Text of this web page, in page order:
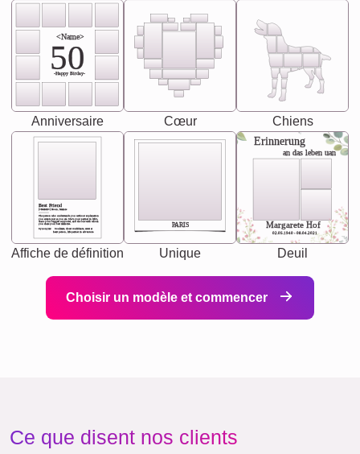
<Name>
50
-Happy Birday-
Anniversaire Cœur Chiens
Best Friend
[<NAME>] Noun, feminie
Synonyms: Soulmate, closet confidante, sister at
heart person, life partner in adventure.
The person who understands you without explanation
you accepts just as you are. She's your partner in life's,
chaos your biggest supporter, and the one with whom
you share your best memories.
Affiche de définition
PARIS
Unique
Erinnerung
an das leben uan
Margarete Hof
02.05.1940 - 08.04.2021
Deuil
Choisir un modèle et commencer
Ce que disent nos clients